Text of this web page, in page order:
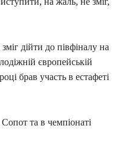
дійти до півфіналу на
європейській
брав участь в естафеті
та в чемпіонаті